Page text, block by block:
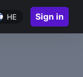
HE Sign in